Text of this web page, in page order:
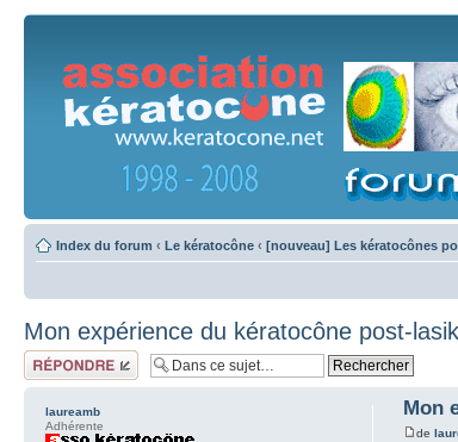
Index du forum ‹ Le kératocône ‹ [nouveau] Les kératocônes
Mon expérience du kératocône post-lasik
Répondre
Mon
de
laureamb
Adhérente